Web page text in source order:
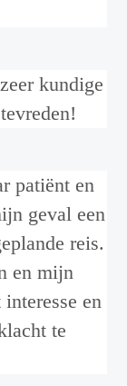
kundige
patiënt en
geval een
reis.
en mijn
en
te